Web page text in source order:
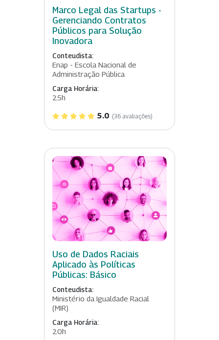
Marco Legal das Startups -
Gerenciando Contratos
Públicos para Solução
Inovadora
Conteudista:
Enap - Escola Nacional de
Administração Pública
Carga Horária:
25h
5.0 (36 avaliações)
Uso de Dados Raciais
Aplicado às Políticas
Públicas: Básico
Conteudista:
Ministério da Igualdade Racial
(MIR)
Carga Horária:
20h